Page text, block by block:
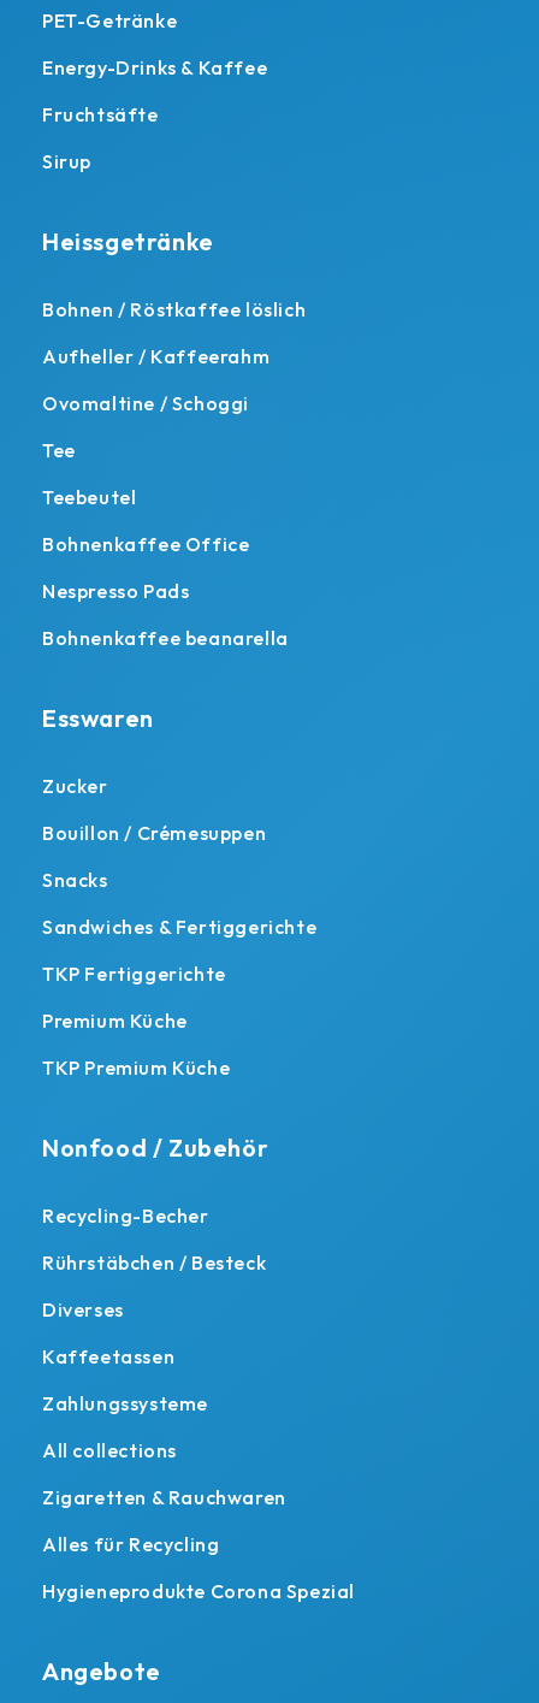
PET-Getränke
Energy-Drinks & Kaffee
Fruchtsäfte
Sirup
Heissgetränke
Bohnen / Röstkaffee löslich
Aufheller / Kaffeerahm
Ovomaltine / Schoggi
Tee
Teebeutel
Bohnenkaffee Office
Nespresso Pads
Bohnenkaffee beanarella
Esswaren
Zucker
Bouillon / Crémesuppen
Snacks
Sandwiches & Fertiggerichte
TKP Fertiggerichte
Premium Küche
TKP Premium Küche
Nonfood / Zubehör
Recycling-Becher
Rührstäbchen / Besteck
Diverses
Kaffeetassen
Zahlungssysteme
All collections
Zigaretten & Rauchwaren
Alles für Recycling
Hygieneprodukte Corona Spezial
Angebote